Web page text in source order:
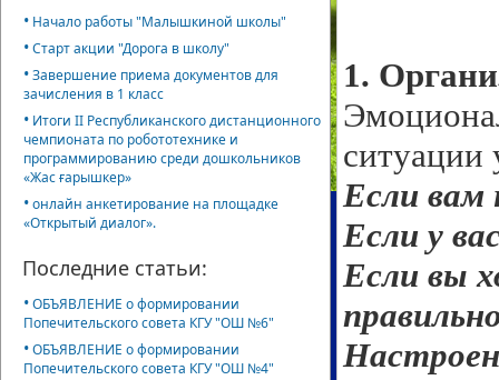
• Начало работы "Малышкиной школы"
•Старт акции "Дорога в школу"
•Завершение приема документов для
зачисления в 1 класс
• Итоги II Республиканского дистанционного
чемпионата по робототехнике и
программированию среди дошкольников
«Жас ғарышкер»
•онлайн анкетирование на площадке
«Открытый диалог».
Последние статьи:
•ОБЪЯВЛЕНИЕ о формировании
Попечительского совета КГУ "ОШ №6"
•ОБЪЯВЛЕНИЕ о формировании
Попечительского совета КГУ "ОШ №4"
1.
ситуации
Если вам
Если у
Если вы